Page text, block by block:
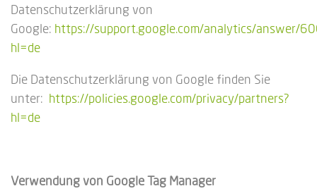
Datenschutzerklärung von
Google: https://support.google.com/analytics/answer/
hl=de
Die Datenschutzerklärung von Google finden Sie
unter: https://policies.google.com/privacy/partners?
hl=de
Verwendung von Google Tag Manager